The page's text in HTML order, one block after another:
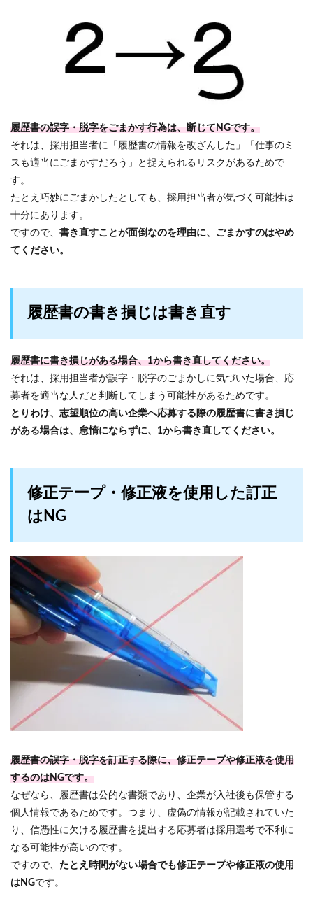
履歴書の誤字・脱字をごまかす行為は、断じてNGです。
それは、採用担当者に「履歴書の情報を改ざんした」「仕事のミ
スも適当にごまかすだろう」と捉えられるリスクがあるためで
す。
たとえ巧妙にごまかしたとしても、採用担当者が気づく可能性は
十分にあります。
ですので、 書き直すことが面倒なのを理由に、ごまかすのはやめ
てください。
履歴書の書き損じは書き直す
履歴書に書き損じがある場合、1から書き直してください。
それは、採用担当者が誤字・脱字のごまかしに気づいた場合、応
募者を適当な人だと判断してしまう可能性があるためです。
とりわけ、志望順位の高い企業へ応募する際の履歴書に書き損じ
がある場合は、怠惰にならずに、1から書き直してください。
修正テープ・修正液を使用した訂正
はNG
履歴書の誤字・脱字を訂正する際に、修正テープや修正液を使用
するのはNGです。
なぜなら、履歴書は公的な書類であり、企業が入社後も保管する
個人情報であるためです。つまり、虚偽の情報が記載されていた
り、信憑性に欠ける履歴書を提出する応募者は採用選考で不利に
なる可能性が高いのです。
ですので、 たとえ時間がない場合でも修正テープや修正液の使用
はNGです。